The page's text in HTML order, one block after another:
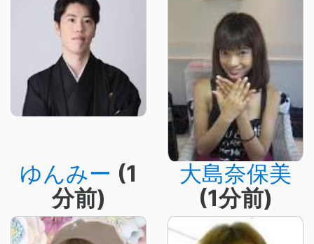
ゆんみー (1
分前)
大島奈保美
(1分前)